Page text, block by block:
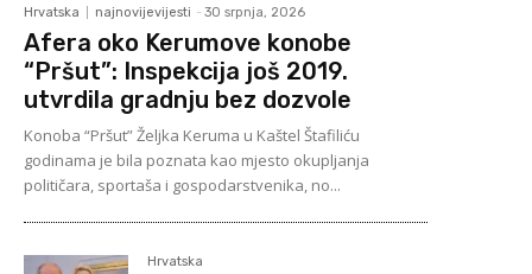
Hrvatska najnovijevijesti - 30 srpnja, 2026
Afera oko Kerumove konobe
“Pršut”: Inspekcija još 2019.
utvrdila gradnju bez dozvole
Konoba “Pršut” Željka Keruma u Kaštel Štafiliću
godinama je bila poznata kao mjesto okupljanja
političara, sportaša i gospodarstvenika, no...
Hrvatska